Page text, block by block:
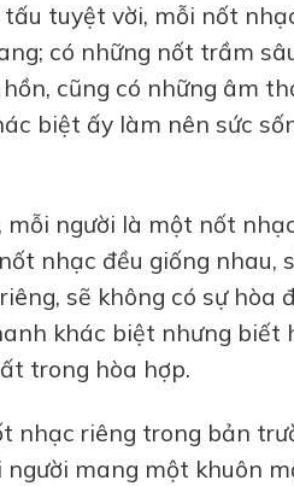
tuyệt vời, mỗi nốt
có những nốt trầm
cũng có những âm
biệt ấy làm nên sức
mỗi người là một nốt
nhạc đều giống nhau,
sẽ không có sự
khác biệt nhưng biết
trong hòa hợp.
nhạc riêng trong bản
người mang một khuôn